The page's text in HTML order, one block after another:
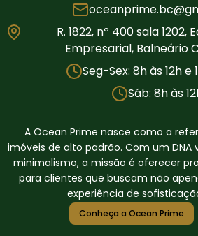
R. 1822, nº 400 sala 1202,
Empresarial, Balneário
Seg-Sex: 8h às 12h e
Sáb: 8h às
A Ocean Prime nasce como a
imóveis de alto padrão. Com um DNA
minimalismo, a missão é oferecer
para clientes que buscam não
experiência de
Conheça a Ocean Prime